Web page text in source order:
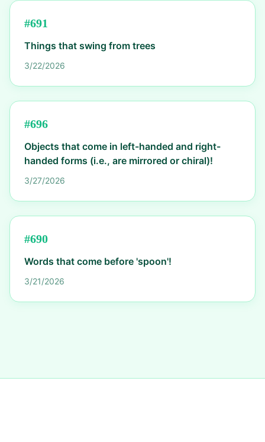
#691
Things that swing from trees
3/22/2026
#696
Objects that come in left-handed and right-
handed forms (i.e., are mirrored or chiral)!
3/27/2026
#690
Words that come before 'spoon'!
3/21/2026